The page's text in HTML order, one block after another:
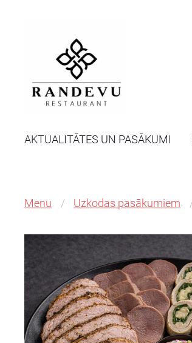
AKTUALITĀTES UN PASĀKUMI
Menu Uzkodas pasākumiem